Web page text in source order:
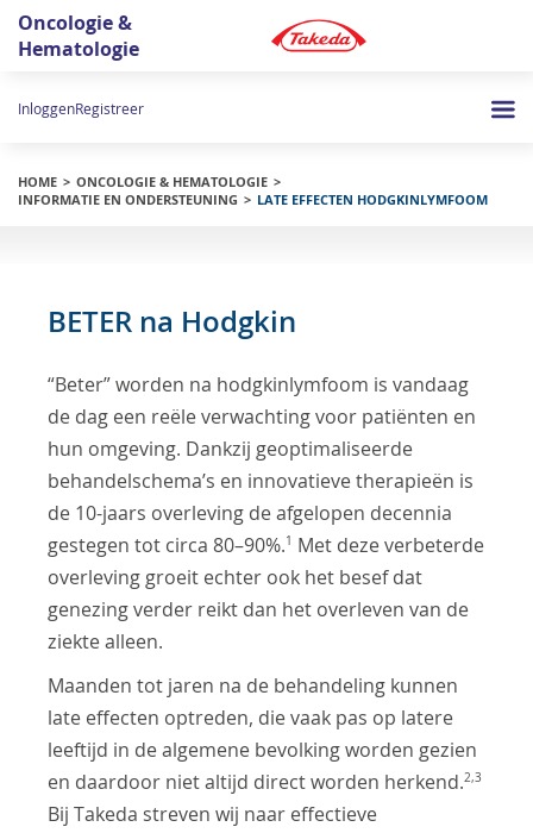
Oncologie &
Hematologie
InloggenRegistreer
HOME
ONCOLOGIE & HEMATOLOGIE
INFORMATIE EN ONDERSTEUNING
LATE EFFECTEN HODGKINLYMFOOM
BETER na Hodgkin
“Beter” worden na hodgkinlymfoom is vandaag
de dag een reële verwachting voor patiënten en
hun omgeving. Dankzij geoptimaliseerde
behandelschema’s en innovatieve therapieën is
de 10-jaars overleving de afgelopen decennia
gestegen tot circa 80–90%.1 Met deze verbeterde
overleving groeit echter ook het besef dat
genezing verder reikt dan het overleven van de
ziekte alleen.
Maanden tot jaren na de behandeling kunnen
late effecten optreden, die vaak pas op latere
leeftijd in de algemene bevolking worden gezien
en daardoor niet altijd direct worden herkend.2,3
Bij Takeda streven wij naar effectieve